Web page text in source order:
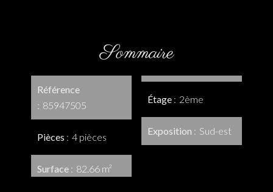
Sommaire
Référence
85947505
Pièces 4 pièces
Surface 82.66 m²
Étage 2ème
Exposition Sud-est